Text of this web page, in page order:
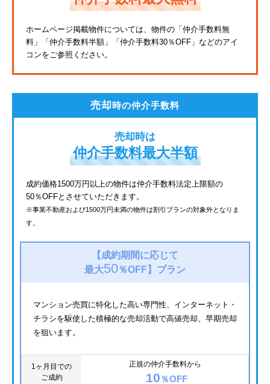
東武東上線
JR鶴見線
京成金町線
ホームページ掲載物件については、物件の「仲介手数料無
料」
「仲介手数料半額」「仲介手数料30％OFF」などのアイ
コンをご参照ください。
売却時の仲介手数料
売却時は
仲介手数料最大半額
成約価格1500万円以上の物件は仲介手数料法定上限額の
50％OFFとさせていただきます。
※事業不動産および1500万円未満の物件は割引プランの対象外となりま
す。
【成約期間に応じて
最大50％OFF】 プラン
マンション売買に特化した高い専門性、インターネット・
チラシを駆使した積極的な売却活動で高値売却、早期売却
を狙います。
1ヶ月目での
ご成約
正規の仲介手数料から
10 ％OFF